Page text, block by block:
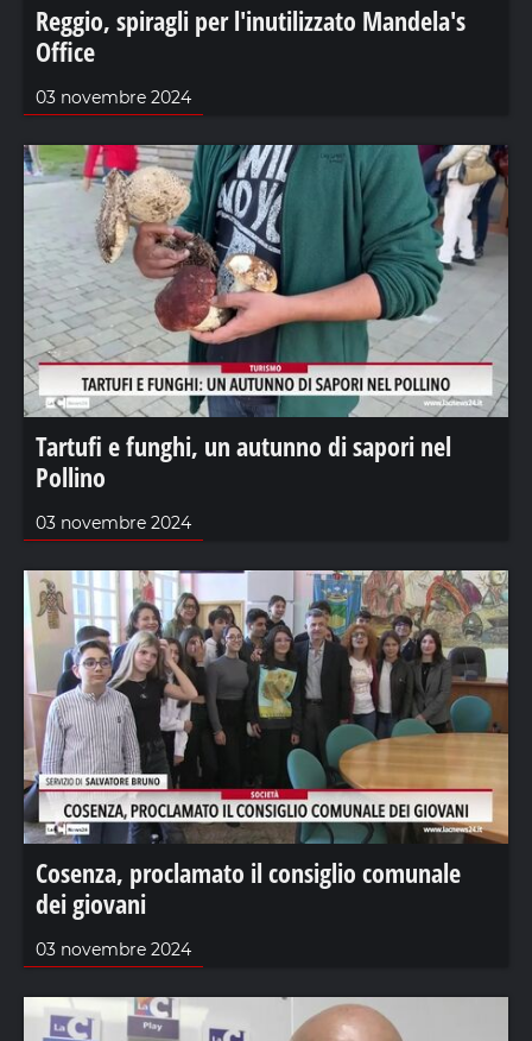
Reggio, spiragli per l'inutilizzato Mandela's
Office
03 novembre 2024
Tartufi e funghi, un autunno di sapori nel
Pollino
03 novembre 2024
Cosenza, proclamato il consiglio comunale
dei giovani
03 novembre 2024